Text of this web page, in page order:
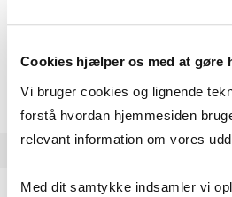
Cookies hjælper os med at gøre
Vi bruger cookies og lignende
forstå hvordan hjemmesiden
relevant information om vores
Med dit samtykke indsamler vi